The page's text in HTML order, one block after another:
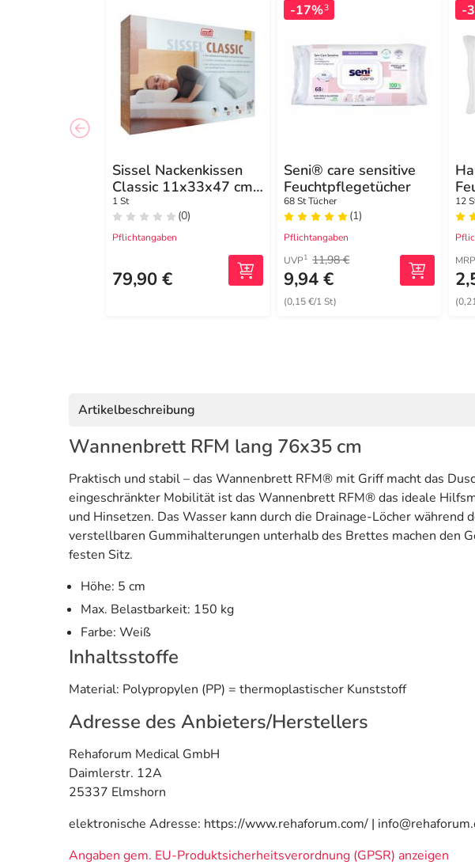
Sissel Nackenkissen
Classic 11x33x47 cm
Größe M
1 St
(0)
Pflichtangaben
79,90 €
-17%3
Seni® care sensitive
Feuchtpflegetücher
68 St Tücher
(1)
Pflichtangaben
UVP1 11,98 €
9,94 €
(0,15 €/1 St)
-
12
MRP
Artikelbeschreibung
Wannenbrett RFM lang 76x35 cm
Praktisch und stabil – das Wannenbrett RFM® mit Griff macht das
eingeschränkter Mobilität ist das Wannenbrett RFM® das ideale
und Hinsetzen. Das Wasser kann durch die Drainage-Löcher
verstellbaren Gummihalterungen unterhalb des Brettes machen den
festen Sitz.
Höhe: 5 cm
Max. Belastbarkeit: 150 kg
Farbe: Weiß
Inhaltsstoffe
Material: Polypropylen (PP) = thermoplastischer Kunststoff
Adresse des Anbieters/Herstellers
Rehaforum Medical GmbH
Daimlerstr. 12A
25337 Elmshorn
elektronische Adresse: https://www.rehaforum.com/ |
Angaben gem. EU-Produktsicherheitsverordnung (GPSR) anzeigen